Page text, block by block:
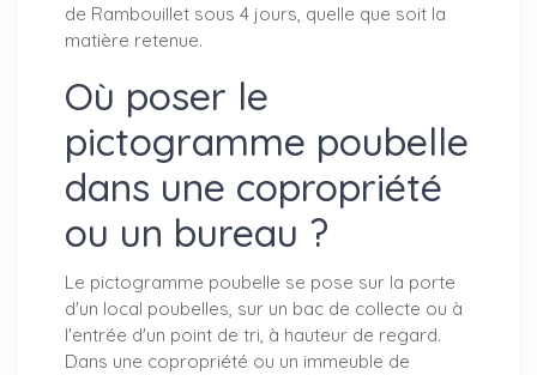
de Rambouillet sous 4 jours, quelle que soit la
matière retenue.
Où poser le
pictogramme poubelle
dans une copropriété
ou un bureau ?
Le pictogramme poubelle se pose sur la porte
d'un local poubelles, sur un bac de collecte ou à
l'entrée d'un point de tri, à hauteur de regard.
Dans une copropriété ou un immeuble de